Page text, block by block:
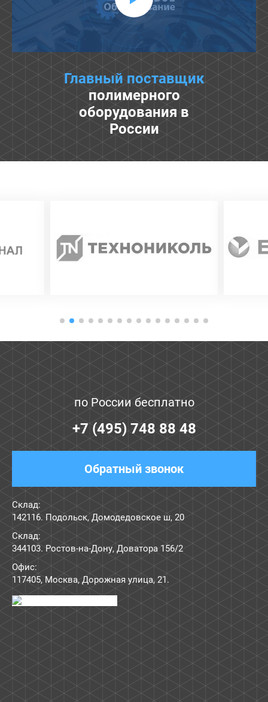
Главный поставщик
полимерного
оборудования в
России
по России бесплатно
+7 (495) 748 88 48
Обратный звонок
Склад:
142116. Подольск, Домодедовское ш, 20
Склад:
344103. Ростов-на-Дону, Доватора 156/2
Офис:
117405, Москва, Дорожная улица, 21.